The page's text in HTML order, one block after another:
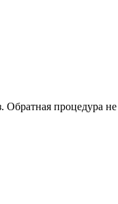
процедура